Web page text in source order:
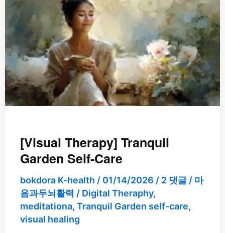
[Visual Therapy] Tranquil
Garden Self-Care
bokdora K-health / 01/14/2026 / 2 댓글 / 마
음과두뇌활력 / Digital Theraphy,
meditationa,Tranquil Garden self-care,
visual healing
Tranquil
Garden
Self-
Care